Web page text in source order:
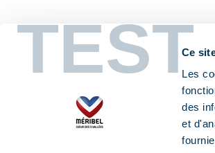
TEST
Ce
Les
des
et